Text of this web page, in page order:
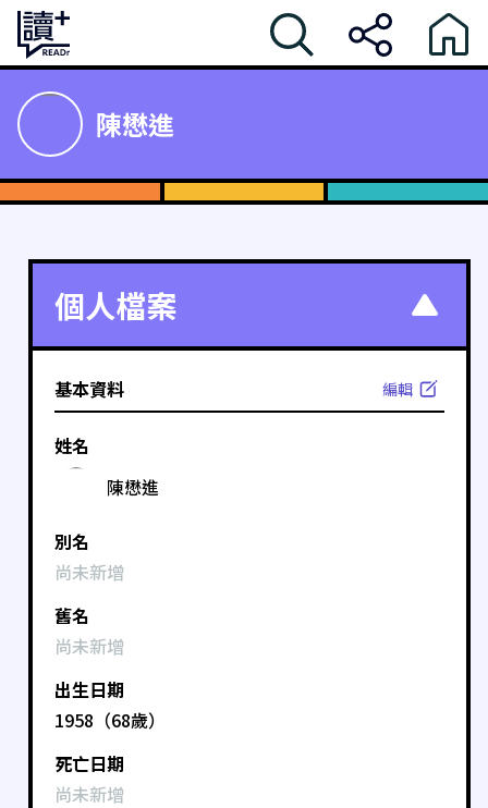
陳懋進
個人檔案
基本資料 編輯
姓名
陳懋進
別名
尚未新增
舊名
尚未新增
出生日期
1958（68歲）
死亡日期
尚未新增